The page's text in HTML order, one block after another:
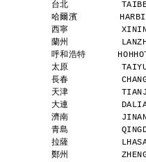
台北
哈爾濱
西寧
蘭州
呼和浩特
太原
長春
天津
大連
濟南
青島
拉薩
鄭州